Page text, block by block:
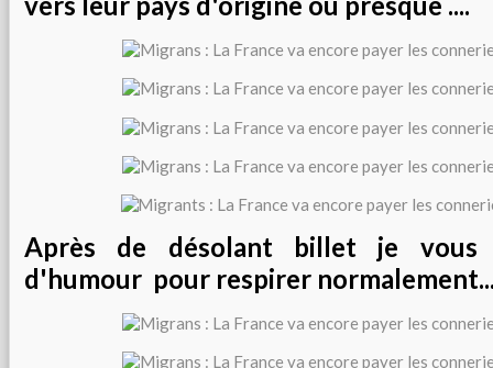
Après de désolant billet je
d'humour pour respirer